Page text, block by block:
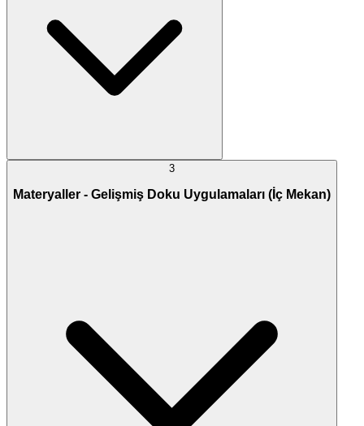
3
Materyaller - Gelişmiş Doku Uygulamaları (İç Mekan)